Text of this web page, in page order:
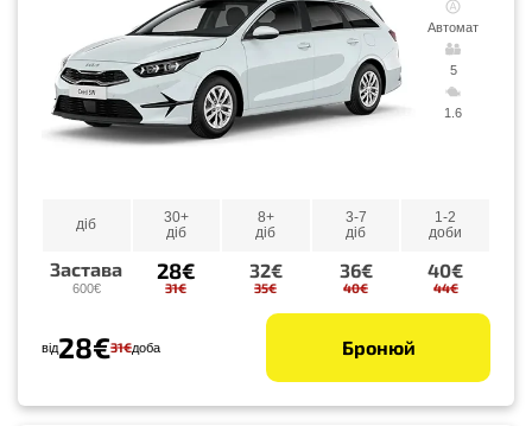
Автомат
5
1.6
діб
30+
діб
8+
діб
3-7
діб
1-2
доби
Застава
600€
28€
31€
32€
35€
36€
40€
40€
44€
від28€31€доба Бронюй